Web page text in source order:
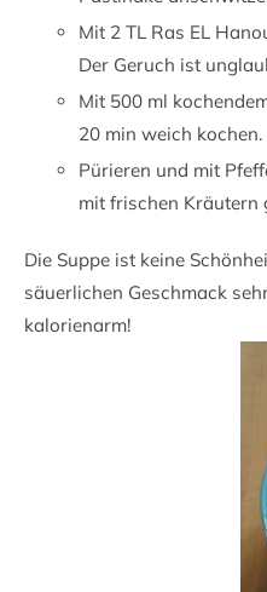
Mit 2 TL Ras EL
Der Geruch ist
Mit 500 ml
20 min weich kochen.
Pürieren und mit
mit frischen Kräutern
Die Suppe ist keine
säuerlichen Geschmack
kalorienarm!